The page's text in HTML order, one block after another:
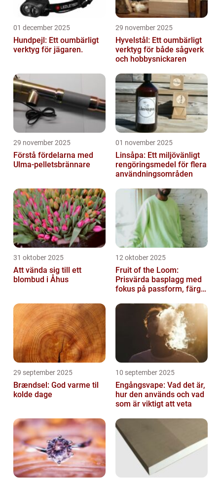
01 december 2025
Hundpejl: Ett oumbärligt
verktyg för jägaren.
29 november 2025
Hyvelstål: Ett oumbärligt
verktyg för både sågverk
och hobbysnickaren
29 november 2025
Förstå fördelarna med
Ulma-pelletsbrännare
01 november 2025
Linsåpa: Ett miljövänligt
rengöringsmedel för flera
användningsområden
31 oktober 2025
Att vända sig till ett
blombud i Åhus
12 oktober 2025
Fruit of the Loom:
Prisvärda basplagg med
fokus på passform, färg
29 september 2025
Brændsel: God varme til
kolde dage
10 september 2025
Engångsvape: Vad det är,
hur den används och vad
som är viktigt att veta